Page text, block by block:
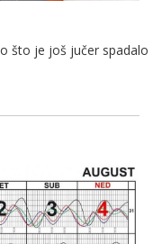
što je još jučer spadalo